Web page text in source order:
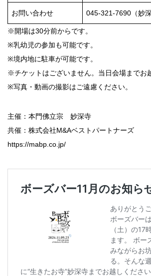
お問い合わせ 045-321-7690（妙深
※開場は30分前からです。
※乳幼児の参加も可能です。
※境内地に駐車が可能です。
※チケットはございません。当日会場までお
※写真・動画の撮影はご遠慮ください。
主催：本門佛立宗 妙深寺
共催：株式会社M&Aベストパートナーズ
https://mabp.co.jp/